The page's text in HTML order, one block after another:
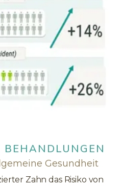
Gesundheit
Zahn das Risiko von